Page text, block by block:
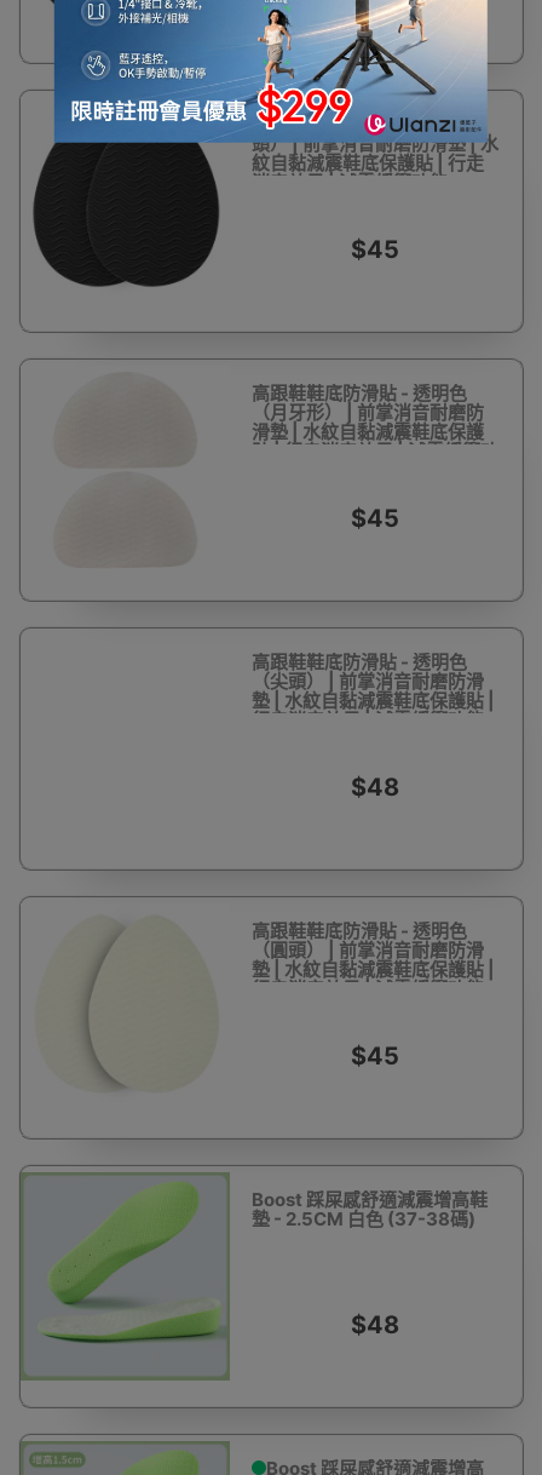
高跟鞋鞋底防滑貼 - 黑色（圓
頭） | 前掌消音耐磨防滑墊 | 水
紋自黏減震鞋底保護貼 | 行走
消音效果 | 減震緩衝功能
$45
高跟鞋鞋底防滑貼 - 透明色
（月牙形） | 前掌消音耐磨防
滑墊 | 水紋自黏減震鞋底保護
貼 | 行走消音效果 | 減震緩衝功
$45
高跟鞋鞋底防滑貼 - 透明色
（尖頭） | 前掌消音耐磨防滑
墊 | 水紋自黏減震鞋底保護貼 |
行走消音效果 | 減震緩衝功能
$48
高跟鞋鞋底防滑貼 - 透明色
（圓頭） | 前掌消音耐磨防滑
墊 | 水紋自黏減震鞋底保護貼 |
行走消音效果 | 減震緩衝功能
$45
Boost 踩屎感舒適減震增高鞋
墊 - 2.5CM 白色 (37-38碼)
$48
Boost 踩屎感舒適減震增高